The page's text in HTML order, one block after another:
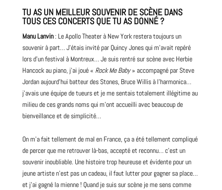
TU AS UN MEILLEUR SOUVENIR DE SCÈNE DANS
TOUS CES CONCERTS QUE TU AS DONNÉ ?
Manu Lanvin: Le Apollo Theater à New York restera toujours un
souvenir à part… J’étais invité par Quincy Jones qui m’avait repéré
lors d’unfestival à Montreux… Je suis rentré sur scène avec Herbie
Hancock au piano, j’ai joué « Rock Me Baby» accompagné par Steve
Jordan aujourd’hui batteur des Stones, BruceWillis à l’harmonica…
j’avais une équipe de tueurs et je me sentais totalement illégitime au
milieu de ces grands noms qui m’ont accueilli avec beaucoup de
bienveillance et de simplicité…
On m’a fait tellement de mal en France, ça a été tellement compliqué
de percer que me retrouver là-bas, accepté et reconnu… c’est un
souvenir inoubliable. Une histoire trop heureuse et évidente pour un
jeune artiste n’est pas un cadeau, il faut lutter pour gagner sa place…
et j’ai gagné la mienne ! Quand je suis sur scène je me sens comme